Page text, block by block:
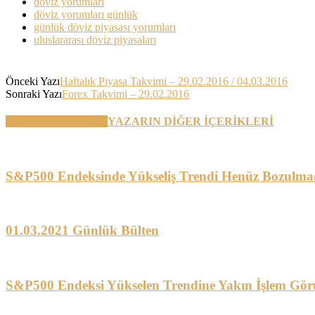
döviz yorumları günlük
günlük döviz piyasası yorumları
uluslararası döviz piyasaları
Önceki YazıHaftalık Piyasa Takvimi – 29.02.2016 / 04.03.2016
Sonraki YazıForex Takvimi – 29.02.2016
YAZARIN DİĞER İÇERİKLERİ
S&P500 Endeksinde Yükseliş Trendi Henüz
01.03.2021 Günlük Bülten
S&P500 Endeksi Yükselen Trendine Yakın İşlem